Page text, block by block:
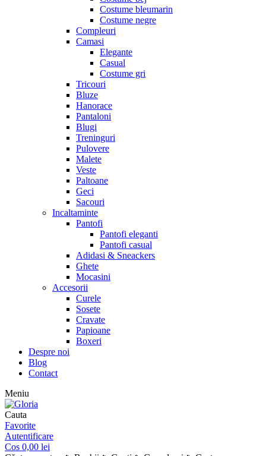
Costume bleumarin
Costume negre
Compleuri
Camasi
Elegante
Casual
Costume gri
Tricouri
Bluze
Hanorace
Pantaloni
Blugi
Treninguri
Pulovere
Malete
Veste
Paltoane
Geci
Sacouri
Incaltaminte
Pantofi
Pantofi eleganti
Pantofi casual
Adidasi & Sneackers
Ghete
Mocasini
Accesorii
Curele
Sosete
Cravate
Papioane
Boxeri
Despre noi
Blog
Contact
Meniu
Cauta
Favorite
Autentificare
Cos 0,00 lei